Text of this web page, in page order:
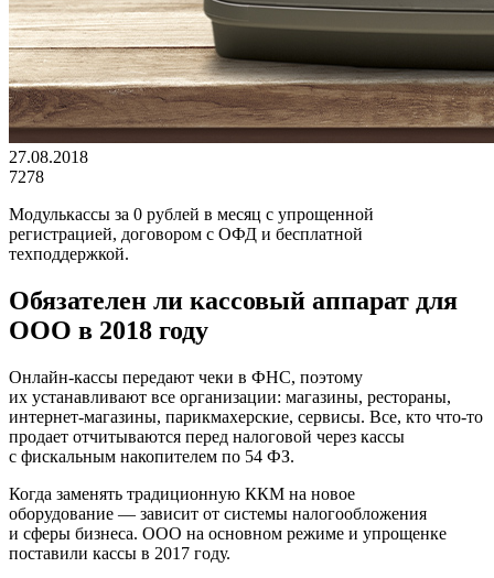
27.08.2018
7278
Модулькассы за 0 рублей в месяц с упрощенной
регистрацией, договором с ОФД и бесплатной
техподдержкой.
Обязателен ли кассовый аппарат для
ООО в 2018 году
Онлайн-кассы передают чеки в ФНС, поэтому
их устанавливают все организации: магазины, рестораны,
интернет-магазины, парикмахерские, сервисы. Все, кто что-то
продает отчитываются перед налоговой через кассы
с фискальным накопителем по 54 ФЗ.
Когда заменять традиционную ККМ на новое
оборудование — зависит от системы налогообложения
и сферы бизнеса. ООО на основном режиме и упрощенке
поставили кассы в 2017 году.